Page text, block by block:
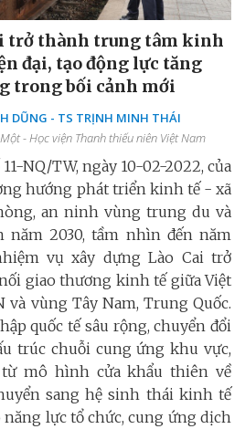
trở thành trung tâm kinh
đại, tạo động lực tăng
trong bối cảnh mới
DŨNG - TS TRỊNH MINH THÁI
- Học viện Thanh thiếu niên Việt Nam
NQ/TW, ngày 10-02-2022, của
hướng phát triển kinh tế - xã
an ninh vùng trung du và
năm 2030, tầm nhìn đến năm
vụ xây dựng Lào Cai trở
giao thương kinh tế giữa Việt
và vùng Tây Nam, Trung Quốc.
quốc tế sâu rộng, chuyển đổi
trúc chuỗi cung ứng khu vực,
từ mô hình cửa khẩu thiên về
sang hệ sinh thái kinh tế
lực tổ chức, cung ứng dịch